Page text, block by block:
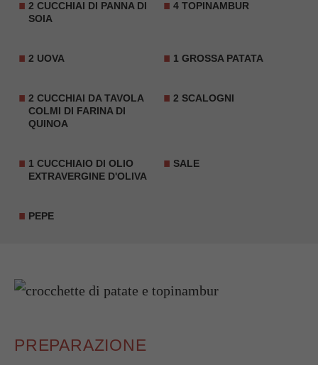
2 CUCCHIAI DI PANNA DI
SOIA
4 TOPINAMBUR
2 UOVA 1 GROSSA PATATA
2 CUCCHIAI DA TAVOLA
COLMI DI FARINA DI
QUINOA
2 SCALOGNI
1 CUCCHIAIO DI OLIO
EXTRAVERGINE D'OLIVA
SALE
PEPE
PREPARAZIONE